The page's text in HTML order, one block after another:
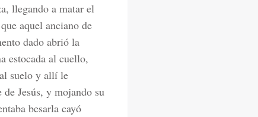
llegando a matar el
aquel anciano de
dado abrió la
estocada al cuello,
suelo y allí le
Jesús, y mojando su
besarla cayó